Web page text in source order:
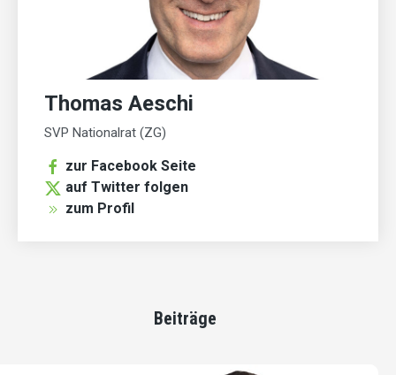
Thomas Aeschi
SVP Nationalrat (ZG)
zur Facebook Seite
auf Twitter folgen
zum Profil
Beiträge